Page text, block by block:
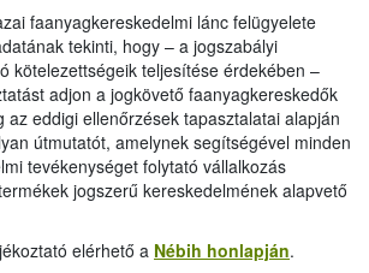
faanyagkereskedelmi lánc felügyelete
tekinti, hogy – a jogszabályi
kötelezettségeik teljesítése érdekében –
adjon a jogkövető faanyagkereskedők
az eddigi ellenőrzések tapasztalatai alapján
útmutatót, amelynek segítségével minden
tevékenységet folytató vállalkozás
jogszerű kereskedelmének alapvető
elérhető a Nébih honlapján.